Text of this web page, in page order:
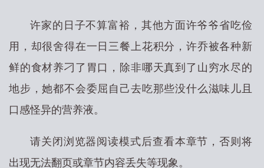
许家的日子不算富裕，其他方面许爷爷省吃俭
用，却很舍得在一日三餐上花积分，许乔被各种新
鲜的食材养刁了胃口，除非哪天真到了山穷水尽的
地步，她都不会委屈自己去吃那些没什么滋味儿且
口感怪异的营养液。
请关闭浏览器阅读模式后查看本章节，否则将
出现无法翻页或章节内容丢失等现象。